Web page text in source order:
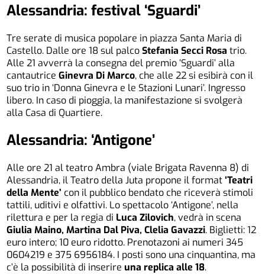
Alessandria: festival ‘Sguardi’
Tre serate di musica popolare in piazza Santa Maria di
Castello. Dalle ore 18 sul palcoStefania Secci Rosa trio.
Alle 21 avverrà la consegna del premio ‘Sguardi’ alla
cantautrice Ginevra Di Marco, che alle 22 si esibirà con il
suo trio in ‘Donna Ginevra e le Stazioni Lunari’. Ingresso
libero. In caso di pioggia, la manifestazione si svolgerà
alla Casa di Quartiere.
Alessandria: ‘Antigone’
Alle ore 21 al teatro Ambra (viale Brigata Ravenna 8) di
Alessandria, il Teatro della Juta propone il format‘Teatri
della Mente’ con il pubblico bendato che riceverà stimoli
tattili, uditivi e olfattivi. Lo spettacolo ‘Antigone’, nella
rilettura e per la regia di Luca Zilovich, vedrà in scena
Giulia Maino, Martina Dal Piva, Clelia Gavazzi. Biglietti: 12
euro intero; 10 euro ridotto. Prenotazoni ai numeri 345
0604219 e 375 6956184. I posti sono una cinquantina, ma
c’è la possibilità di inserireuna replica alle 18.